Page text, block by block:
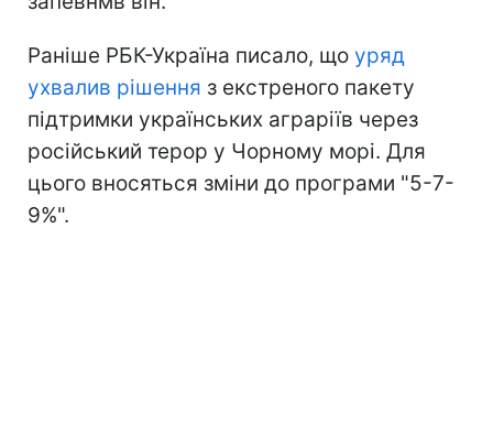
Раніше РБК-Україна писало, що уряд
ухвалив рішення з екстреного пакету
підтримки українських аграріїв через
російський терор у Чорному морі. Для
цього вносяться зміни до програми "5-7-
9%".